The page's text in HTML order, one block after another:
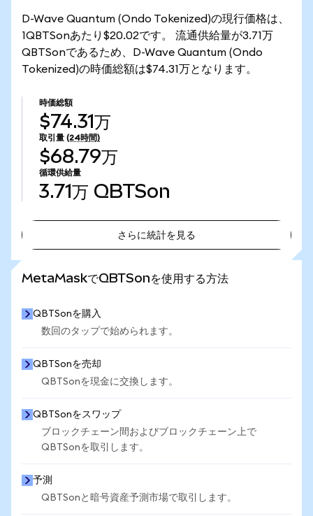
D-Wave Quantum (Ondo Tokenized)の現行価格は、
1QBTSonあたり$20.02です。 流通供給量が3.71万
QBTSonであるため、D-Wave Quantum (Ondo
Tokenized)の時価総額は$74.31万となります。
時価総額
$74.31万
取引量 (24時間)
$68.79万
循環供給量
3.71万 QBTSon
さらに統計を見る
MetaMaskでQBTSonを使用する方法
QBTSonを購入
数回のタップで始められます。
QBTSonを売却
QBTSonを現金に交換します。
QBTSonをスワップ
ブロックチェーン間およびブロックチェーン上で
QBTSonを取引します。
予測
QBTSonと暗号資産予測市場で取引します。